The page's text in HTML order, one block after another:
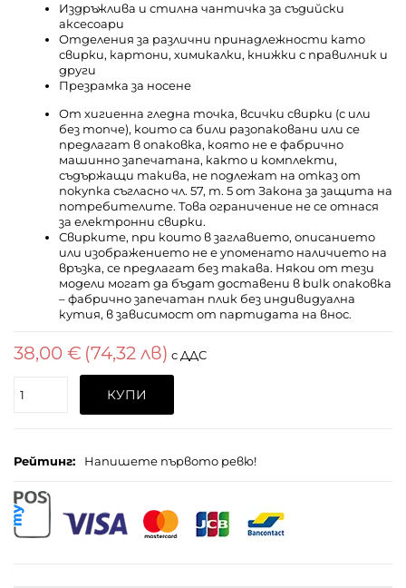
Издръжлива и стилна чантичка за съдийски
аксесоари
Отделения за различни принадлежности като
свирки, картони, химикалки, книжки с правилник и
други
Презрамка за носене
От хигиенна гледна точка, всички свирки (с или
без топче), които са били разопаковани или се
предлагат в опаковка, която не е фабрично
машинно запечатана, както и комплекти,
съдържащи такива, не подлежат на отказ от
покупка съгласно чл. 57, т. 5 от Закона за защита на
потребителите. Това ограничение не се отнася
за електронни свирки.
Свирките, при които в заглавието, описанието
или изображението не е упоменато наличието на
връзка, се предлагат без такава. Някои от тези
модели могат да бъдат доставени в bulk опаковка
– фабрично запечатан плик без индивидуална
кутия, в зависимост от партидата на внос.
38,00 € (74,32 лв) с ДДС
Поръчайте КУПИ
Рейтинг: Напишете първото ревю!